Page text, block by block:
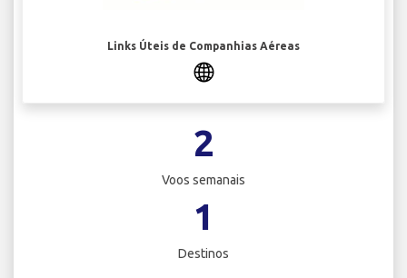
Links Úteis de Companhias Aéreas
2
Voos semanais
1
Destinos